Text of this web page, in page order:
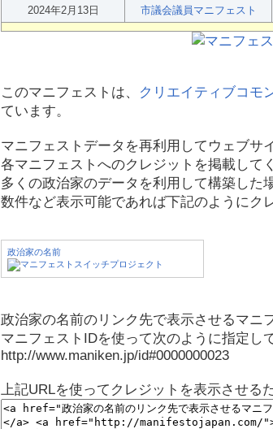
2024年2月13日
市議会議員マニフェスト
このマニフェストは、 クリエイティブコモ
ています。
マニフェストデータを再利用してウェブサ
各マニフェストへのクレジットを掲載して
多くの政治家のデータを利用して構築した
数件など表示可能であれば下記のようにク
政治家の名前
政治家の名前のリンク先で表示させるマニ
マニフェストIDを使って次のように指定し
http://www.maniken.jp/id#0000000023
上記URLを使ってクレジットを表示させる